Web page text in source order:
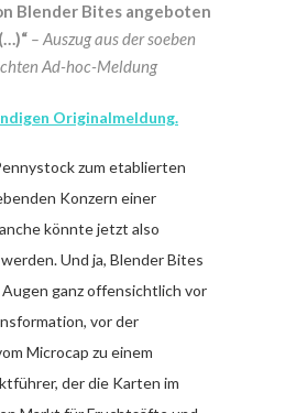
Blender Bites angeboten
– Auszug aus der soeben
Ad-hoc-Meldung
Originalmeldung.
zum etablierten
Konzern einer
könnte jetzt also
Und ja, Blender Bites
ganz offensichtlich vor
vor der
Microcap zu einem
der die Karten im